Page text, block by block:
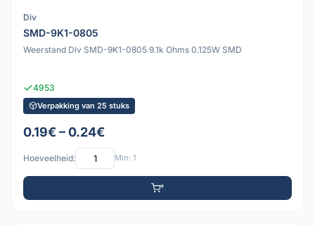
Div
SMD-9K1-0805
Weerstand Div SMD-9K1-0805 9.1k Ohms 0.125W SMD
4953
Verpakking van 25 stuks
0.19€ – 0.24€
Hoeveelheid: Min: 1